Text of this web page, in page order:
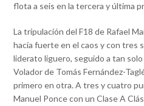
flota a seis en la tercera y última
La tripulación del F18 de Rafael
hacía fuerte en el caos y con tres
liderato liguero, seguido a tan
Volador de Tomás Fernández-
primero en otra. A tres y cuatro
Manuel Ponce con un Clase A